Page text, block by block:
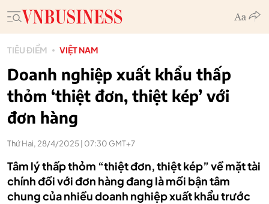
TIÊU ĐIỂM VIỆT NAM
Doanh nghiệp xuất khẩu thấp
thỏm ‘thiệt đơn, thiệt kép’ với
đơn hàng
Thứ Hai, 28/4/2025 | 07:30 GMT+7
Tâm lý thấp thỏm “thiệt đơn, thiệt kép” về mặt tài
chính đối với đơn hàng đang là mối bận tâm
chung của nhiều doanh nghiệp xuất khẩu trước